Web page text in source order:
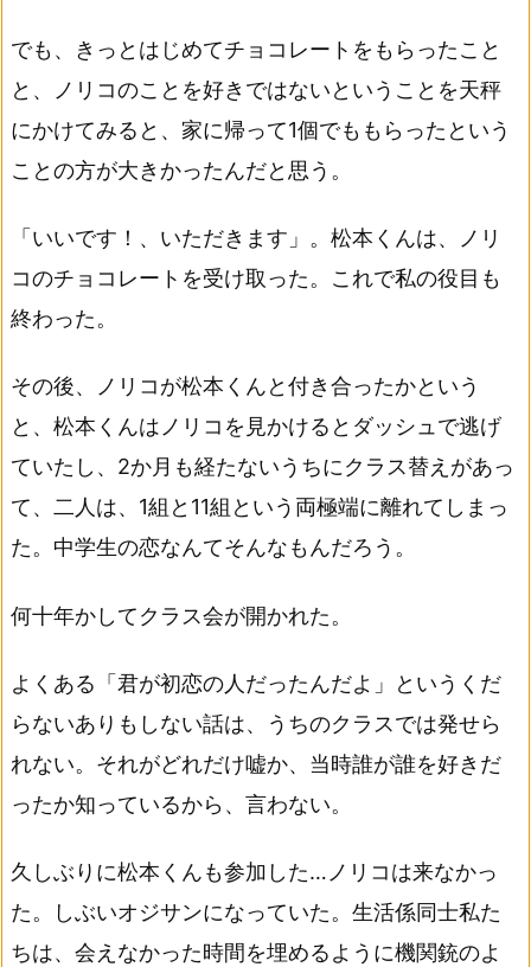
でも、きっとはじめてチョコレートをもらったこと
と、ノリコのことを好きではないということを天秤
にかけてみると、家に帰って1個でももらったという
ことの方が大きかったんだと思う。
「いいです！、いただきます」。松本くんは、ノリ
コのチョコレートを受け取った。これで私の役目も
終わった。
その後、ノリコが松本くんと付き合ったかという
と、松本くんはノリコを見かけるとダッシュで逃げ
ていたし、2か月も経たないうちにクラス替えがあっ
て、二人は、1組と11組という両極端に離れてしまっ
た。中学生の恋なんてそんなもんだろう。
何十年かしてクラス会が開かれた。
よくある「君が初恋の人だったんだよ」というくだ
らないありもしない話は、うちのクラスでは発せら
れない。それがどれだけ嘘か、当時誰が誰を好きだ
ったか知っているから、言わない。
久しぶりに松本くんも参加した…ノリコは来なかっ
た。しぶいオジサンになっていた。生活係同士私た
ちは、会えなかった時間を埋めるように機関銃のよ